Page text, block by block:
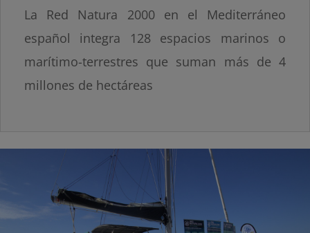
La Red Natura 2000 en el Mediterráneo
español integra 128 espacios marinos o
marítimo-terrestres que suman más de 4
millones de hectáreas